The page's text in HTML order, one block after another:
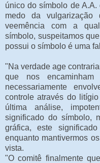
único do símbolo de
medo da
veemência com a
símbolo, suspeitamos
possui o símbolo é uma
"Na verdade age
que nos
necessariamente
controle através do
última análise,
significado do símbolo,
gráfica, este
enquanto mantivermos
vista.
"O comitê finalmente